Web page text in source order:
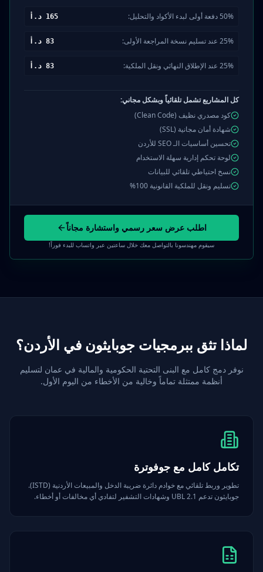
50% دفعة أولى لبدء الأكواد والتحليل: 165 د.أ
25% عند تسليم نسخة المراجعة الأولى: 83 د.أ
25% عند الإطلاق النهائي ونقل الملكية: 83 د.أ
كل المشاريع تشمل تلقائياً وبشكل مجاني:
كود مصدري نظيف (Clean Code)
شهادة أمان مجانية (SSL)
تحسين أساسيات الـ SEO للأردن
لوحة تحكم إدارية سهلة الاستخدام
نسخ احتياطي تلقائي للبيانات
تسليم ونقل للملكية القانونية 100%
اطلب عرض سعر رسمي واستشارة مجاناً
سيقوم مهندسونا بالتواصل معك خلال ساعتين عبر واتساب للبدء فوراً!
لماذا تثق ببرمجيات جوبايثون في الأردن؟
نوفر دمج كامل مع البنى التحتية الحكومية والمالية في عمان لتسليم
أنظمة ممتثلة تماماً وخالية من الأخطاء من اليوم الأول.
تكامل كامل مع جوفوترة
تطوير وربط تلقائي مع خوادم دائرة ضريبة الدخل والمبيعات الأردنية (ISTD).
جوبايثون تدعم UBL 2.1 وشهادات التشفير لتفادي أي مخالفات أو أخطاء.